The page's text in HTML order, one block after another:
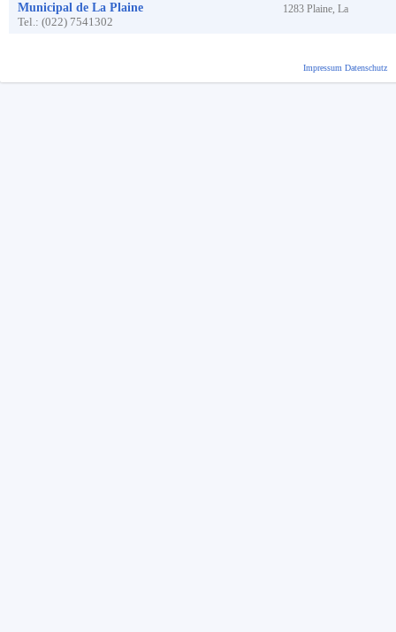
Municipal de La Plaine
Tel.: (022) 7541302
1283 Plaine, La
Impressum Datenschutz